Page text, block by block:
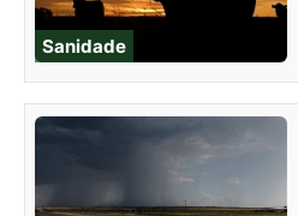
Sanidade